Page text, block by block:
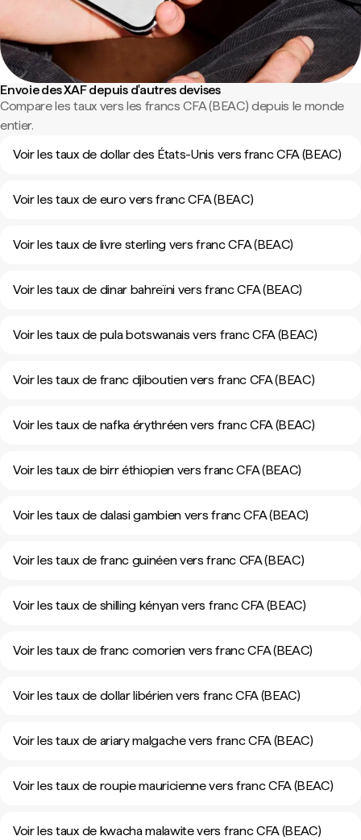
Envoie des XAF depuis d'autres devises
Compare les taux vers les francs CFA (BEAC) depuis le monde
entier.
Voir les taux de dollar des États-Unis vers franc CFA (BEAC)
Voir les taux de euro vers franc CFA (BEAC)
Voir les taux de livre sterling vers franc CFA (BEAC)
Voir les taux de dinar bahreïni vers franc CFA (BEAC)
Voir les taux de pula botswanais vers franc CFA (BEAC)
Voir les taux de franc djiboutien vers franc CFA (BEAC)
Voir les taux de nafka érythréen vers franc CFA (BEAC)
Voir les taux de birr éthiopien vers franc CFA (BEAC)
Voir les taux de dalasi gambien vers franc CFA (BEAC)
Voir les taux de franc guinéen vers franc CFA (BEAC)
Voir les taux de shilling kényan vers franc CFA (BEAC)
Voir les taux de franc comorien vers franc CFA (BEAC)
Voir les taux de dollar libérien vers franc CFA (BEAC)
Voir les taux de ariary malgache vers franc CFA (BEAC)
Voir les taux de roupie mauricienne vers franc CFA (BEAC)
Voir les taux de kwacha malawite vers franc CFA (BEAC)